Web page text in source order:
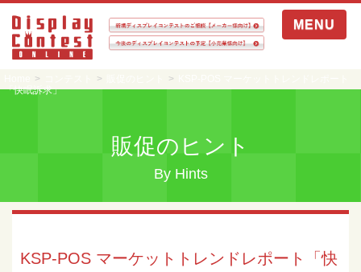
MENU
「快眠訴求」
販促のヒント
By Hints
KSP-POS マーケットトレンドレポート「快